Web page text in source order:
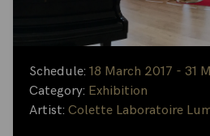
Schedule: 18 March 2017 - 31
Category: Exhibition
Artist: Colette Laboratoire